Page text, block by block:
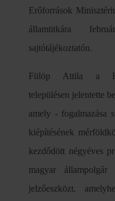
Erőforrások
államtitkára
sajtótájékoztatón.
Fülöp Attila a
településen jelentette
amely - fogalmazása
kiépítésének
kezdődött négyéves
magyar
jelzőeszközt,